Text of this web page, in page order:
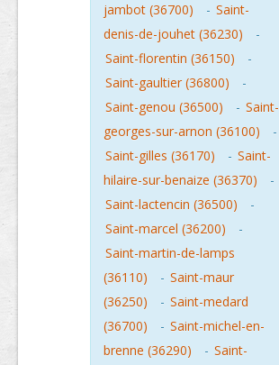
jambot (36700)
- Saint-
denis-de-jouhet (36230)
-
Saint-florentin (36150)
-
Saint-gaultier (36800)
-
Saint-genou (36500)
- Saint-
georges-sur-arnon (36100)
-
Saint-gilles (36170)
- Saint-
hilaire-sur-benaize (36370)
-
Saint-lactencin (36500)
-
Saint-marcel (36200)
-
Saint-martin-de-lamps
(36110)
- Saint-maur
(36250)
- Saint-medard
(36700)
- Saint-michel-en-
brenne (36290)
- Saint-